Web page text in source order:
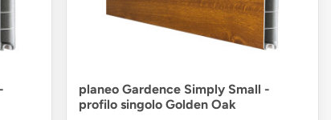
planeo Gardence Simply Small -
profilo singolo Golden Oak